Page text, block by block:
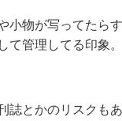
小物が写ってたら
て管理してる印象。
誌とかのリスクも